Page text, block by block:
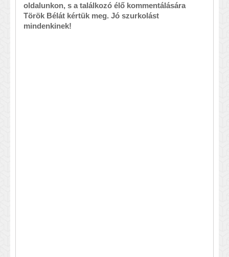
oldalunkon, s a találkozó élő kommentálására
Török Bélát kértük meg. Jó szurkolást
mindenkinek!